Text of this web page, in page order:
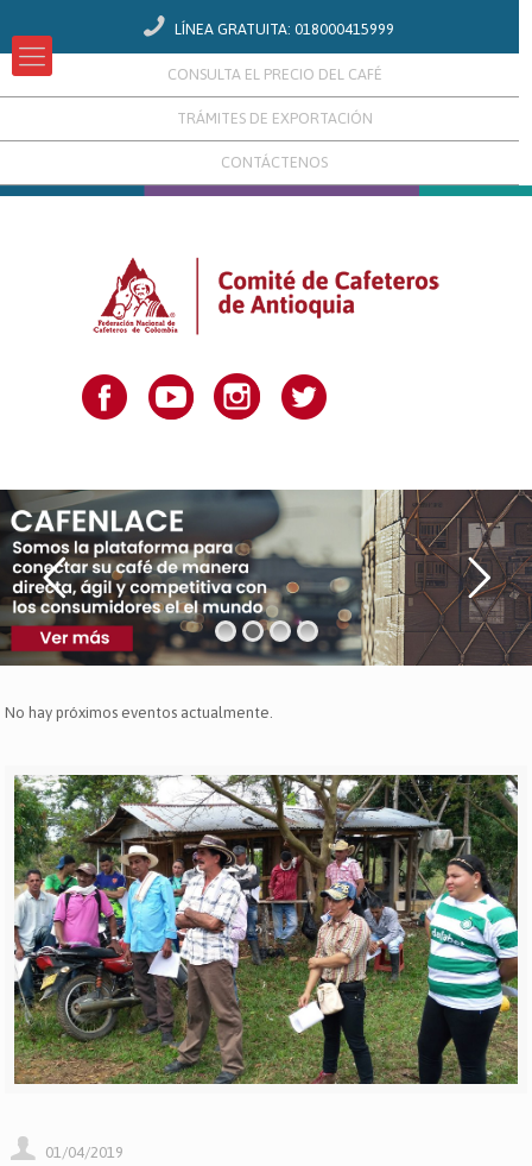
LÍNEA GRATUITA: 018000415999
CONSULTA EL PRECIO DEL CAFÉ
TRÁMITES DE EXPORTACIÓN
CONTÁCTENOS
No hay próximos eventos actualmente.
01/04/2019